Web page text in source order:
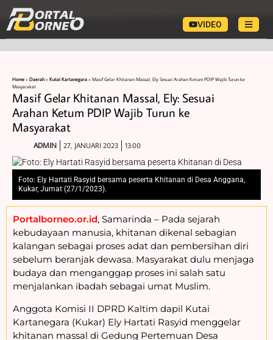
VIDEO
Home » Daerah » Kutai Kartanegara » Masif Gelar Khitanan Massal, Ely: Sesuai Arahan Ketum PDIP Wajib Turun ke
Masyarakat
Masif Gelar Khitanan Massal, Ely: Sesuai
Arahan Ketum PDIP Wajib Turun ke
Masyarakat
ADMIN 27, JANUARI 2023 13:00
Foto: Ely Hartati Rasyid bersama peserta Khitanan di Desa Anggana,
Kukar, Jumat (27/1/2023).
Portalborneo.or.id, Samarinda – Pada sejarah
kebudayaan manusia, khitanan dikenal sebagian
kalangan sebagai proses adat dan pembersihan diri
sebelum beranjak dewasa. Masyarakat dulu menjaga
budaya dan menganggap proses ini salah satu
menjalankan ibadah sebagai umat Muslim.
Anggota Komisi II DPRD Kaltim dapil Kutai
Kartanegara (Kukar) Ely Hartati Rasyid menggelar
khitanan massal di Gedung Pertemuan Desa